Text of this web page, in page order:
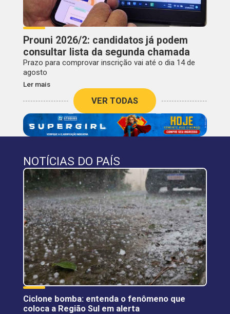
Prouni 2026/2: candidatos já podem
consultar lista da segunda chamada
Prazo para comprovar inscrição vai até o dia 14 de
agosto
Ler mais
VER TODAS
NOTÍCIAS DO PAÍS
Ciclone bomba: entenda o fenômeno que
coloca a Região Sul em alerta